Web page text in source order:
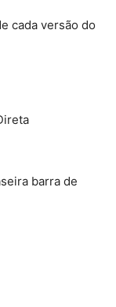
cada versão do
barra de